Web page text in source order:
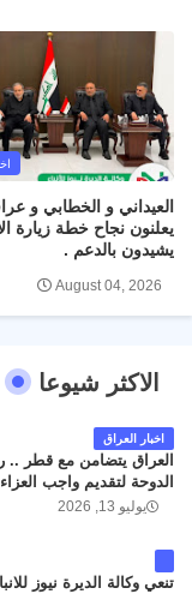
العيداني و الخطابي و
يعلنون نجاح خطة زيارة
يشيدون بالدعم .
August 04, 2026
الاكثر شيوعا
اخبار العراق
العراق يتضامن مع قطر ..
الدوحة لتقديم واجب
يوليو 13, 2026
تنعي وكالة الديرة نيوز